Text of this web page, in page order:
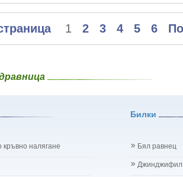
1 2 3 4 5 6
Билки
кръвно налягане Бял равнец
Джинджифил